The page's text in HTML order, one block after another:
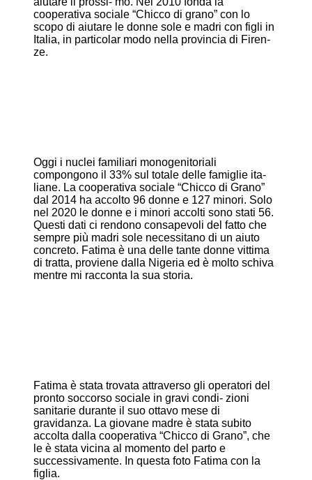
cooperativa sociale “Chicco di grano” con lo
scopo di aiutare le donne sole e madri con figli in
Italia, in particolar modo nella provincia di Firen-
ze.
Oggi i nuclei familiari monogenitoriali
compongono il 33% sul totale delle famiglie ita-
liane. La cooperativa sociale “Chicco di Grano”
dal 2014 ha accolto 96 donne e 127 minori. Solo
nel 2020 le donne e i minori accolti sono stati 56.
Questi dati ci rendono consapevoli del fatto che
sempre più madri sole necessitano di un aiuto
concreto. Fatima è una delle tante donne vittima
di tratta, proviene dalla Nigeria ed è molto schiva
mentre mi racconta la sua storia.
Fatima è stata trovata attraverso gli operatori del
pronto soccorso sociale in gravi condi- zioni
sanitarie durante il suo ottavo mese di
gravidanza. La giovane madre è stata subito
accolta dalla cooperativa “Chicco di Grano”, che
le è stata vicina al momento del parto e
successivamente. In questa foto Fatima con la
figlia.